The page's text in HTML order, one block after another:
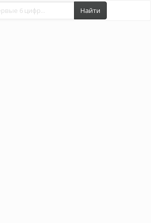
Найти